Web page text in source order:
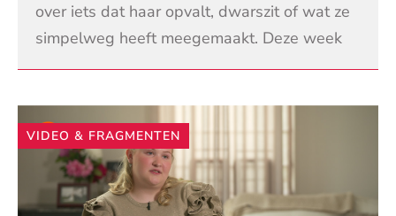
over iets dat haar opvalt, dwarszit of wat ze
simpelweg heeft meegemaakt. Deze week
schrijft ze over de suikertaks.
LEES VERDER
VIDEO & FRAGMENTEN